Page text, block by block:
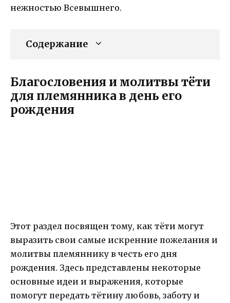
нежностью Всевышнего.
Содержание
Благословения и молитвы тёти
для племянника в день его
рождения
Этот раздел посвящен тому, как тёти могут
выразить свои самые искренние пожелания и
молитвы племяннику в честь его дня
рождения. Здесь представлены некоторые
основные идеи и выражения, которые
помогут передать тётину любовь, заботу и